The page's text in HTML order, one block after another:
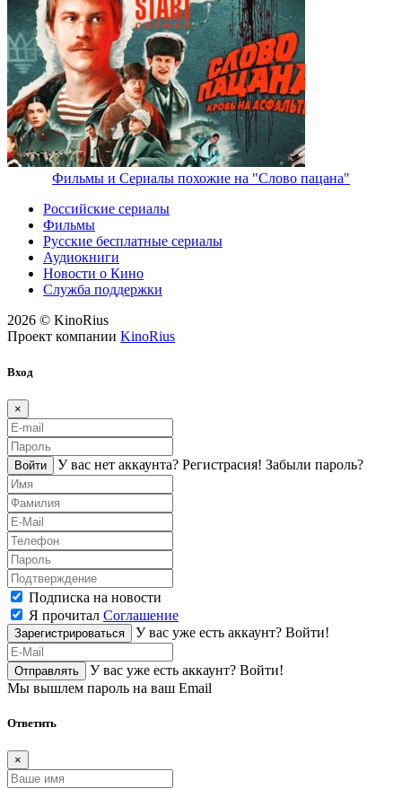
Фильмы и Сериалы похожие на "Слово пацана"
Российские сериалы
Фильмы
Русские бесплатные сериалы
Аудиокниги
Новости о Кино
Служба поддержки
2026 © KinoRius
Проект компании KinoRius
Вход
×
Войти У вас нет аккаунта? Регистраcия! Забыли пароль?
Подписка на новости
Я прочитал Соглашение
Зарегистрироваться У вас уже есть аккаунт? Войти!
Отправлять У вас уже есть аккаунт? Войти!
Мы вышлем пароль на ваш Email
Ответить
×